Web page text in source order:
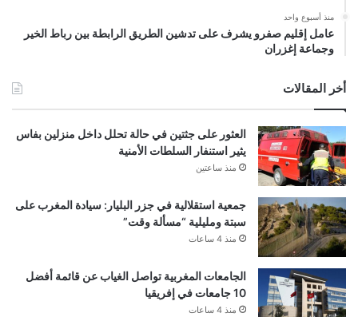
منذ أسبوع واحد
عامل إقليم صفرو يشرف على تدشين الطريق الرابطة بين رباط الخير
وجماعة إغزران
أخر المقالات
العثور على جثتين في حالة تحلل داخل منزلين بفاس
يثير استنفار السلطات الأمنية
منذ ساعتين
جمعية استقلالية في جزر البليار: سيادة المغرب على
سبتة ومليلية “مسألة وقت”
منذ 4 ساعات
الجامعات المغربية تواصل الغياب عن قائمة أفضل
10 جامعات في إفريقيا
منذ 4 ساعات